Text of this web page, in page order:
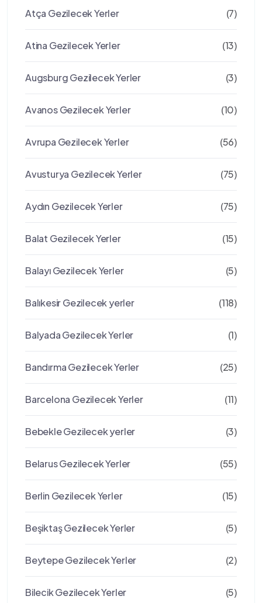
Atça Gezilecek Yerler (7)
Atina Gezilecek Yerler (13)
Augsburg Gezilecek Yerler (3)
Avanos Gezilecek Yerler (10)
Avrupa Gezilecek Yerler (56)
Avusturya Gezilecek Yerler (75)
Aydın Gezilecek Yerler (75)
Balat Gezilecek Yerler (15)
Balayı Gezilecek Yerler (5)
Balıkesir Gezilecek yerler (118)
Balyada Gezilecek Yerler (1)
Bandırma Gezilecek Yerler (25)
Barcelona Gezilecek Yerler (11)
Bebekle Gezilecek yerler (3)
Belarus Gezilecek Yerler (55)
Berlin Gezilecek Yerler (15)
Beşiktaş Gezilecek Yerler (5)
Beytepe Gezilecek Yerler (2)
Bilecik Gezilecek Yerler (5)